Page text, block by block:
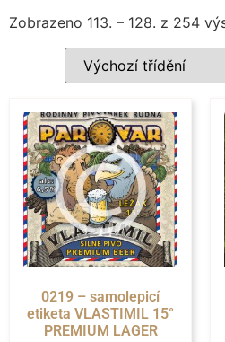
Zobrazeno 113. – 128. z 254
0219 – samolepicí
etiketa VLASTIMIL 15°
PREMIUM LAGER